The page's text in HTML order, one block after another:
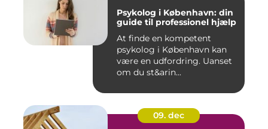
Psykolog i København: din
guide til professionel hjælp
At finde en kompetent
psykolog i København kan
være en udfordring. Uanset
om du st&arin...
09. dec